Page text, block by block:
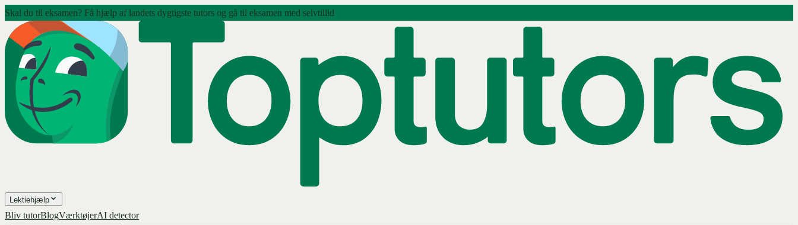
Skal du til eksamen? Få hjælp af landets dygtigste tutors og gå til eksamen med selvtillid
Lektiehjælp
Bliv tutorBlogVærktøjerAI detector